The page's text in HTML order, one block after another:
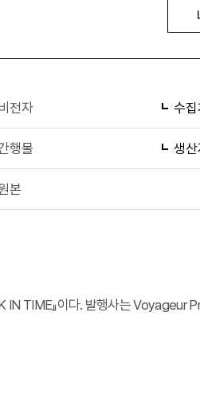
전자 수집
행물 생
본
TIME』이다. 발행사는 Voyageur